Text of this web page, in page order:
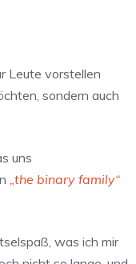
Leute vorstellen
sondern auch
uns
„the binary family“
was ich mir